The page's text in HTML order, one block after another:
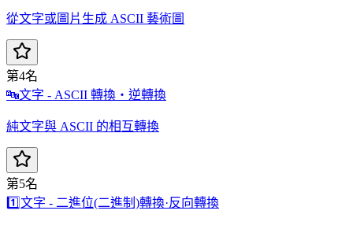
從文字或圖片生成 ASCII 藝術圖
第4名
🔤文字 - ASCII 轉換・逆轉換
純文字與 ASCII 的相互轉換
第5名
1️⃣文字 - 二進位(二進制)轉換·反向轉換